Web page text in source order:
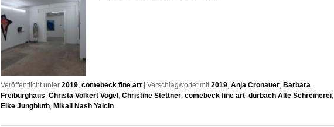
Veröffentlicht unter 2019 comebeck fine art | Verschlagwortet mit 2019 Anja Cronauer Barbara
Freiburghaus Christa Volkert Vogel Christine Stettner comebeck fine art durbach Alte Schreinerei
Elke Jungbluth Mikail Nash Yalcin